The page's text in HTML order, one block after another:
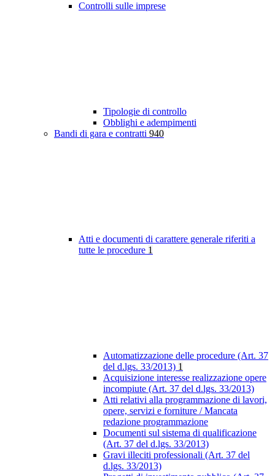
Controlli sulle imprese
Tipologie di controllo
Obblighi e adempimenti
Bandi di gara e contratti 940
Atti e documenti di carattere generale riferiti a
tutte le procedure 1
Automatizzazione delle procedure (Art. 37
del d.lgs. 33/2013) 1
Acquisizione interesse realizzazione opere
incompiute (Art. 37 del d.lgs. 33/2013)
Atti relativi alla programmazione di lavori,
opere, servizi e forniture / Mancata
redazione programmazione
Documenti sul sistema di qualificazione
(Art. 37 del d.lgs. 33/2013)
Gravi illeciti professionali (Art. 37 del
d.lgs. 33/2013)